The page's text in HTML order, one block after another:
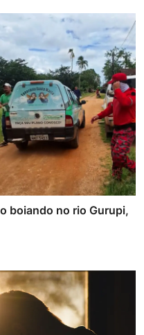
boiando no rio Gurupi,